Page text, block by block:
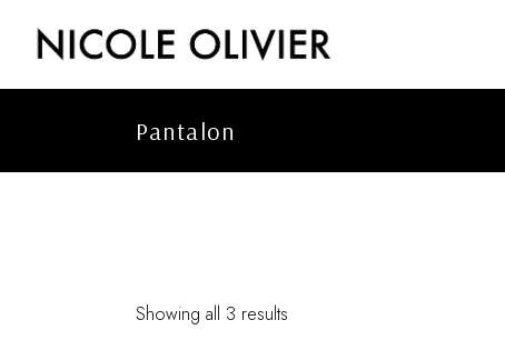
content
Pantalon
Showing all 3 results